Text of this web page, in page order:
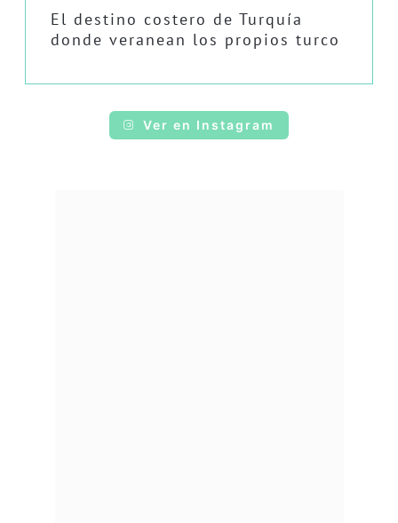
El destino costero de Turquía
donde veranean los propios turco
Ver en Instagram